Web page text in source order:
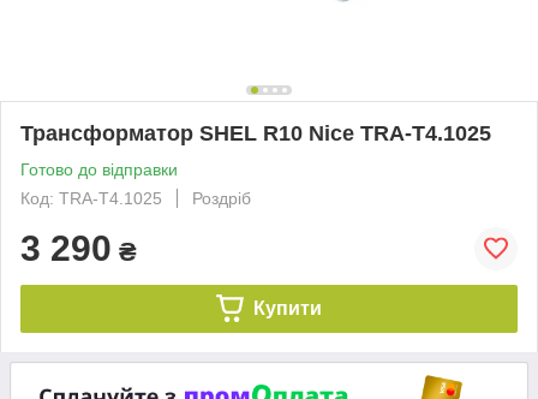
Трансформатор SHEL R10 Nice TRA-T4.1025
Готово до відправки
Код: TRA-T4.1025
Роздріб
3 290 ₴
Купити